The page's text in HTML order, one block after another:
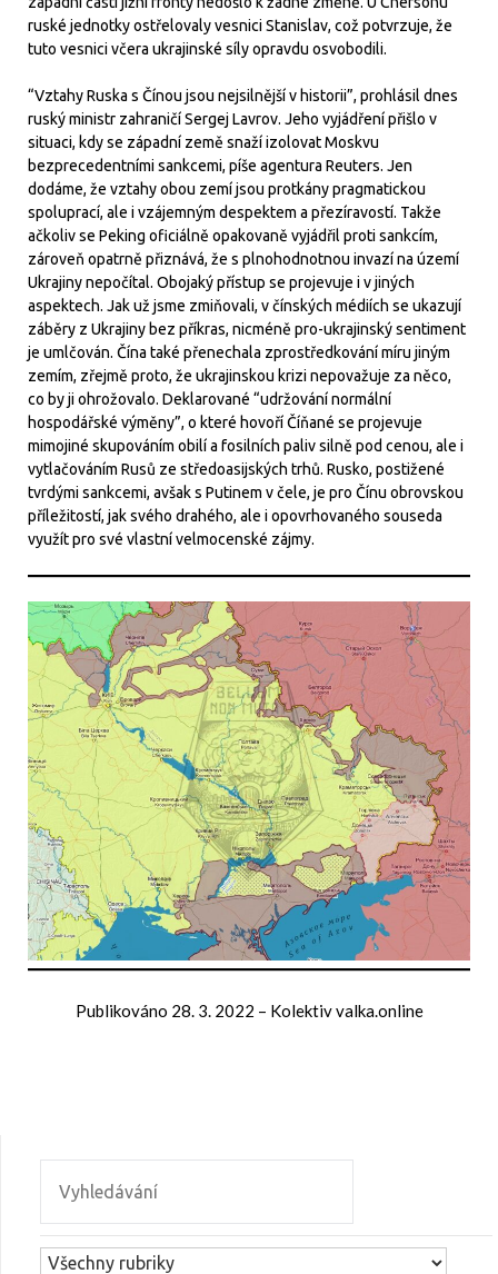
ruské jednotky ostřelovaly vesnici Stanislav, což potvrzuje, že
tuto vesnici včera ukrajinské síly opravdu osvobodili.
“Vztahy Ruska s Čínou jsou nejsilnější v historii”, prohlásil dnes
ruský ministr zahraničí Sergej Lavrov. Jeho vyjádření přišlo v
situaci, kdy se západní země snaží izolovat Moskvu
bezprecedentními sankcemi, píše agentura Reuters. Jen
dodáme, že vztahy obou zemí jsou protkány pragmatickou
spoluprací, ale i vzájemným despektem a přezíravostí. Takže
ačkoliv se Peking oficiálně opakovaně vyjádřil proti sankcím,
zároveň opatrně přiznává, že s plnohodnotnou invazí na území
Ukrajiny nepočítal. Obojaký přístup se projevuje i v jiných
aspektech. Jak už jsme zmiňovali, v čínských médiích se ukazují
záběry z Ukrajiny bez příkras, nicméně pro-ukrajinský sentiment
je umlčován. Čína také přenechala zprostředkování míru jiným
zemím, zřejmě proto, že ukrajinskou krizi nepovažuje za něco,
co by ji ohrožovalo. Deklarované “udržování normální
hospodářské výměny”, o které hovoří Číňané se projevuje
mimojiné skupováním obilí a fosilních paliv silně pod cenou, ale i
vytlačováním Rusů ze středoasijských trhů. Rusko, postižené
tvrdými sankcemi, avšak s Putinem v čele, je pro Čínu obrovskou
příležitostí, jak svého drahého, ale i opovrhovaného souseda
využít pro své vlastní velmocenské zájmy.
Publikováno 28. 3. 2022 – Kolektiv valka.online